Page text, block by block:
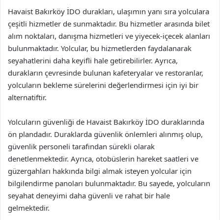
Havaist Bakırköy İDO durakları, ulaşımın yanı sıra yolculara
çeşitli hizmetler de sunmaktadır. Bu hizmetler arasında bilet
alım noktaları, danışma hizmetleri ve yiyecek-içecek alanları
bulunmaktadır. Yolcular, bu hizmetlerden faydalanarak
seyahatlerini daha keyifli hale getirebilirler. Ayrıca,
durakların çevresinde bulunan kafeteryalar ve restoranlar,
yolcuların bekleme sürelerini değerlendirmesi için iyi bir
alternatiftir.
Yolcuların güvenliği de Havaist Bakırköy İDO duraklarında
ön plandadır. Duraklarda güvenlik önlemleri alınmış olup,
güvenlik personeli tarafından sürekli olarak
denetlenmektedir. Ayrıca, otobüslerin hareket saatleri ve
güzergahları hakkında bilgi almak isteyen yolcular için
bilgilendirme panoları bulunmaktadır. Bu sayede, yolcuların
seyahat deneyimi daha güvenli ve rahat bir hale
gelmektedir.